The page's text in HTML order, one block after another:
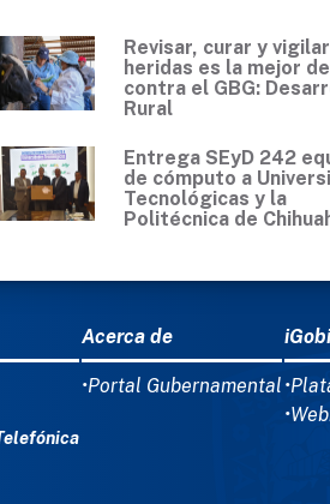
Revisar, curar y vigilar
heridas es la mejor
contra el GBG:
Rural
Entrega SEyD 242
de cómputo a
Tecnológicas y la
Politécnica de
Acerca de
•Portal Gubernamental